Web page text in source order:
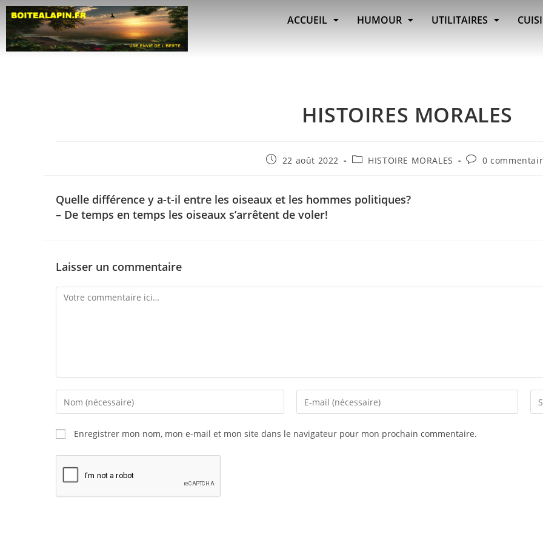
ACCUEIL HUMOUR UTILITAIRES
HISTOIRES MORALES
22 août 2022 HISTOIRE MORALES 0
Quelle différence y a-t-il entre les oiseaux et les hommes politiques?
– De temps en temps les oiseaux s’arrêtent de voler!
Laisser un commentaire
Enregistrer mon nom, mon e-mail et mon site dans le navigateur pour mon prochain commentaire.